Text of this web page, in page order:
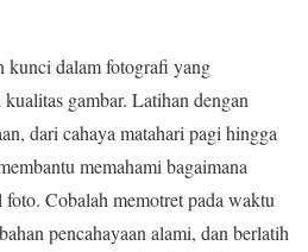
kunci dalam fotografi yang
gambar. Latihan dengan
dari cahaya matahari pagi hingga
memahami bagaimana
Cobalah memotret pada waktu
pencahayaan alami, dan berlatih